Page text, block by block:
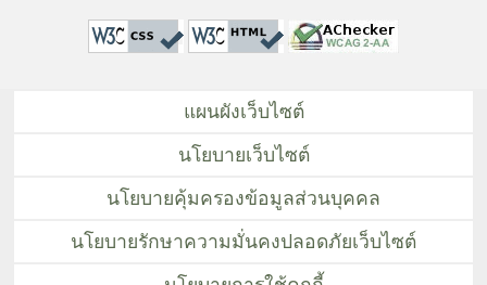
แผนผังเว็บไซต์
นโยบายเว็บไซต์
นโยบายคุ้มครองข้อมูลส่วนบุคคล
นโยบายรักษาความมั่นคงปลอดภัยเว็บไซต์